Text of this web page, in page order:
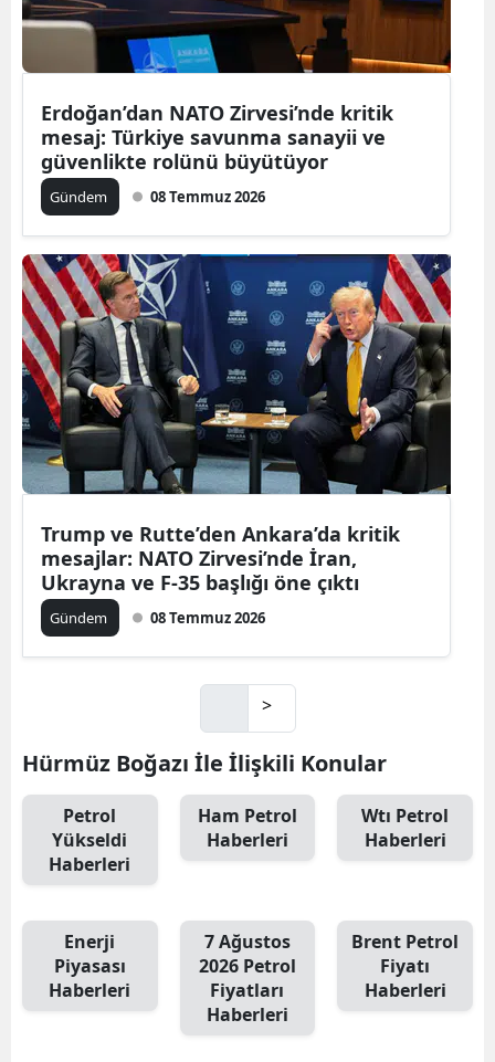
Erdoğan’dan NATO Zirvesi’nde kritik
mesaj: Türkiye savunma sanayii ve
güvenlikte rolünü büyütüyor
Gündem 08 Temmuz 2026
Trump ve Rutte’den Ankara’da kritik
mesajlar: NATO Zirvesi’nde İran,
Ukrayna ve F-35 başlığı öne çıktı
Gündem 08 Temmuz 2026
>
Hürmüz Boğazı İle İlişkili Konular
Petrol
Yükseldi
Haberleri
Ham Petrol
Haberleri
Wtı Petrol
Haberleri
Enerji
Piyasası
Haberleri
7 Ağustos
2026 Petrol
Fiyatları
Haberleri
Brent Petrol
Fiyatı
Haberleri